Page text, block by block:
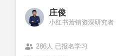
庄俊
小红书营销资深研究者
286人 已报名学习